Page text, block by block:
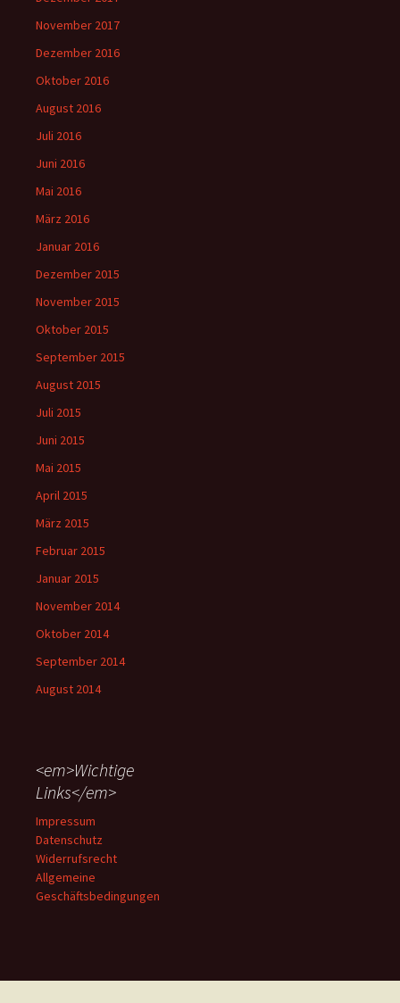
November 2017
Dezember 2016
Oktober 2016
August 2016
Juli 2016
Juni 2016
Mai 2016
März 2016
Januar 2016
Dezember 2015
November 2015
Oktober 2015
September 2015
August 2015
Juli 2015
Juni 2015
Mai 2015
April 2015
März 2015
Februar 2015
Januar 2015
November 2014
Oktober 2014
September 2014
August 2014
<em>Wichtige
Links</em>
Impressum
Datenschutz
Widerrufsrecht
Allgemeine
Geschäftsbedingungen